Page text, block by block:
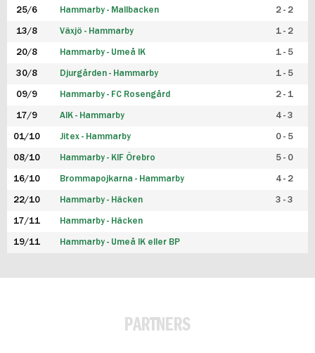
25/6 Hammarby - Mallbacken 2 - 2
13/8 Växjö - Hammarby 1 - 2
20/8 Hammarby - Umeå IK 1 - 5
30/8 Djurgården - Hammarby 1 - 5
09/9 Hammarby - FC Rosengård 2 - 1
17/9 AIK - Hammarby 4 - 3
01/10 Jitex - Hammarby 0 - 5
08/10 Hammarby - KIF Örebro 5 - 0
16/10 Brommapojkarna - Hammarby 4 - 2
22/10 Hammarby - Häcken 3 - 3
17/11 Hammarby - Häcken
19/11 Hammarby - Umeå IK eller BP
PARTNERS